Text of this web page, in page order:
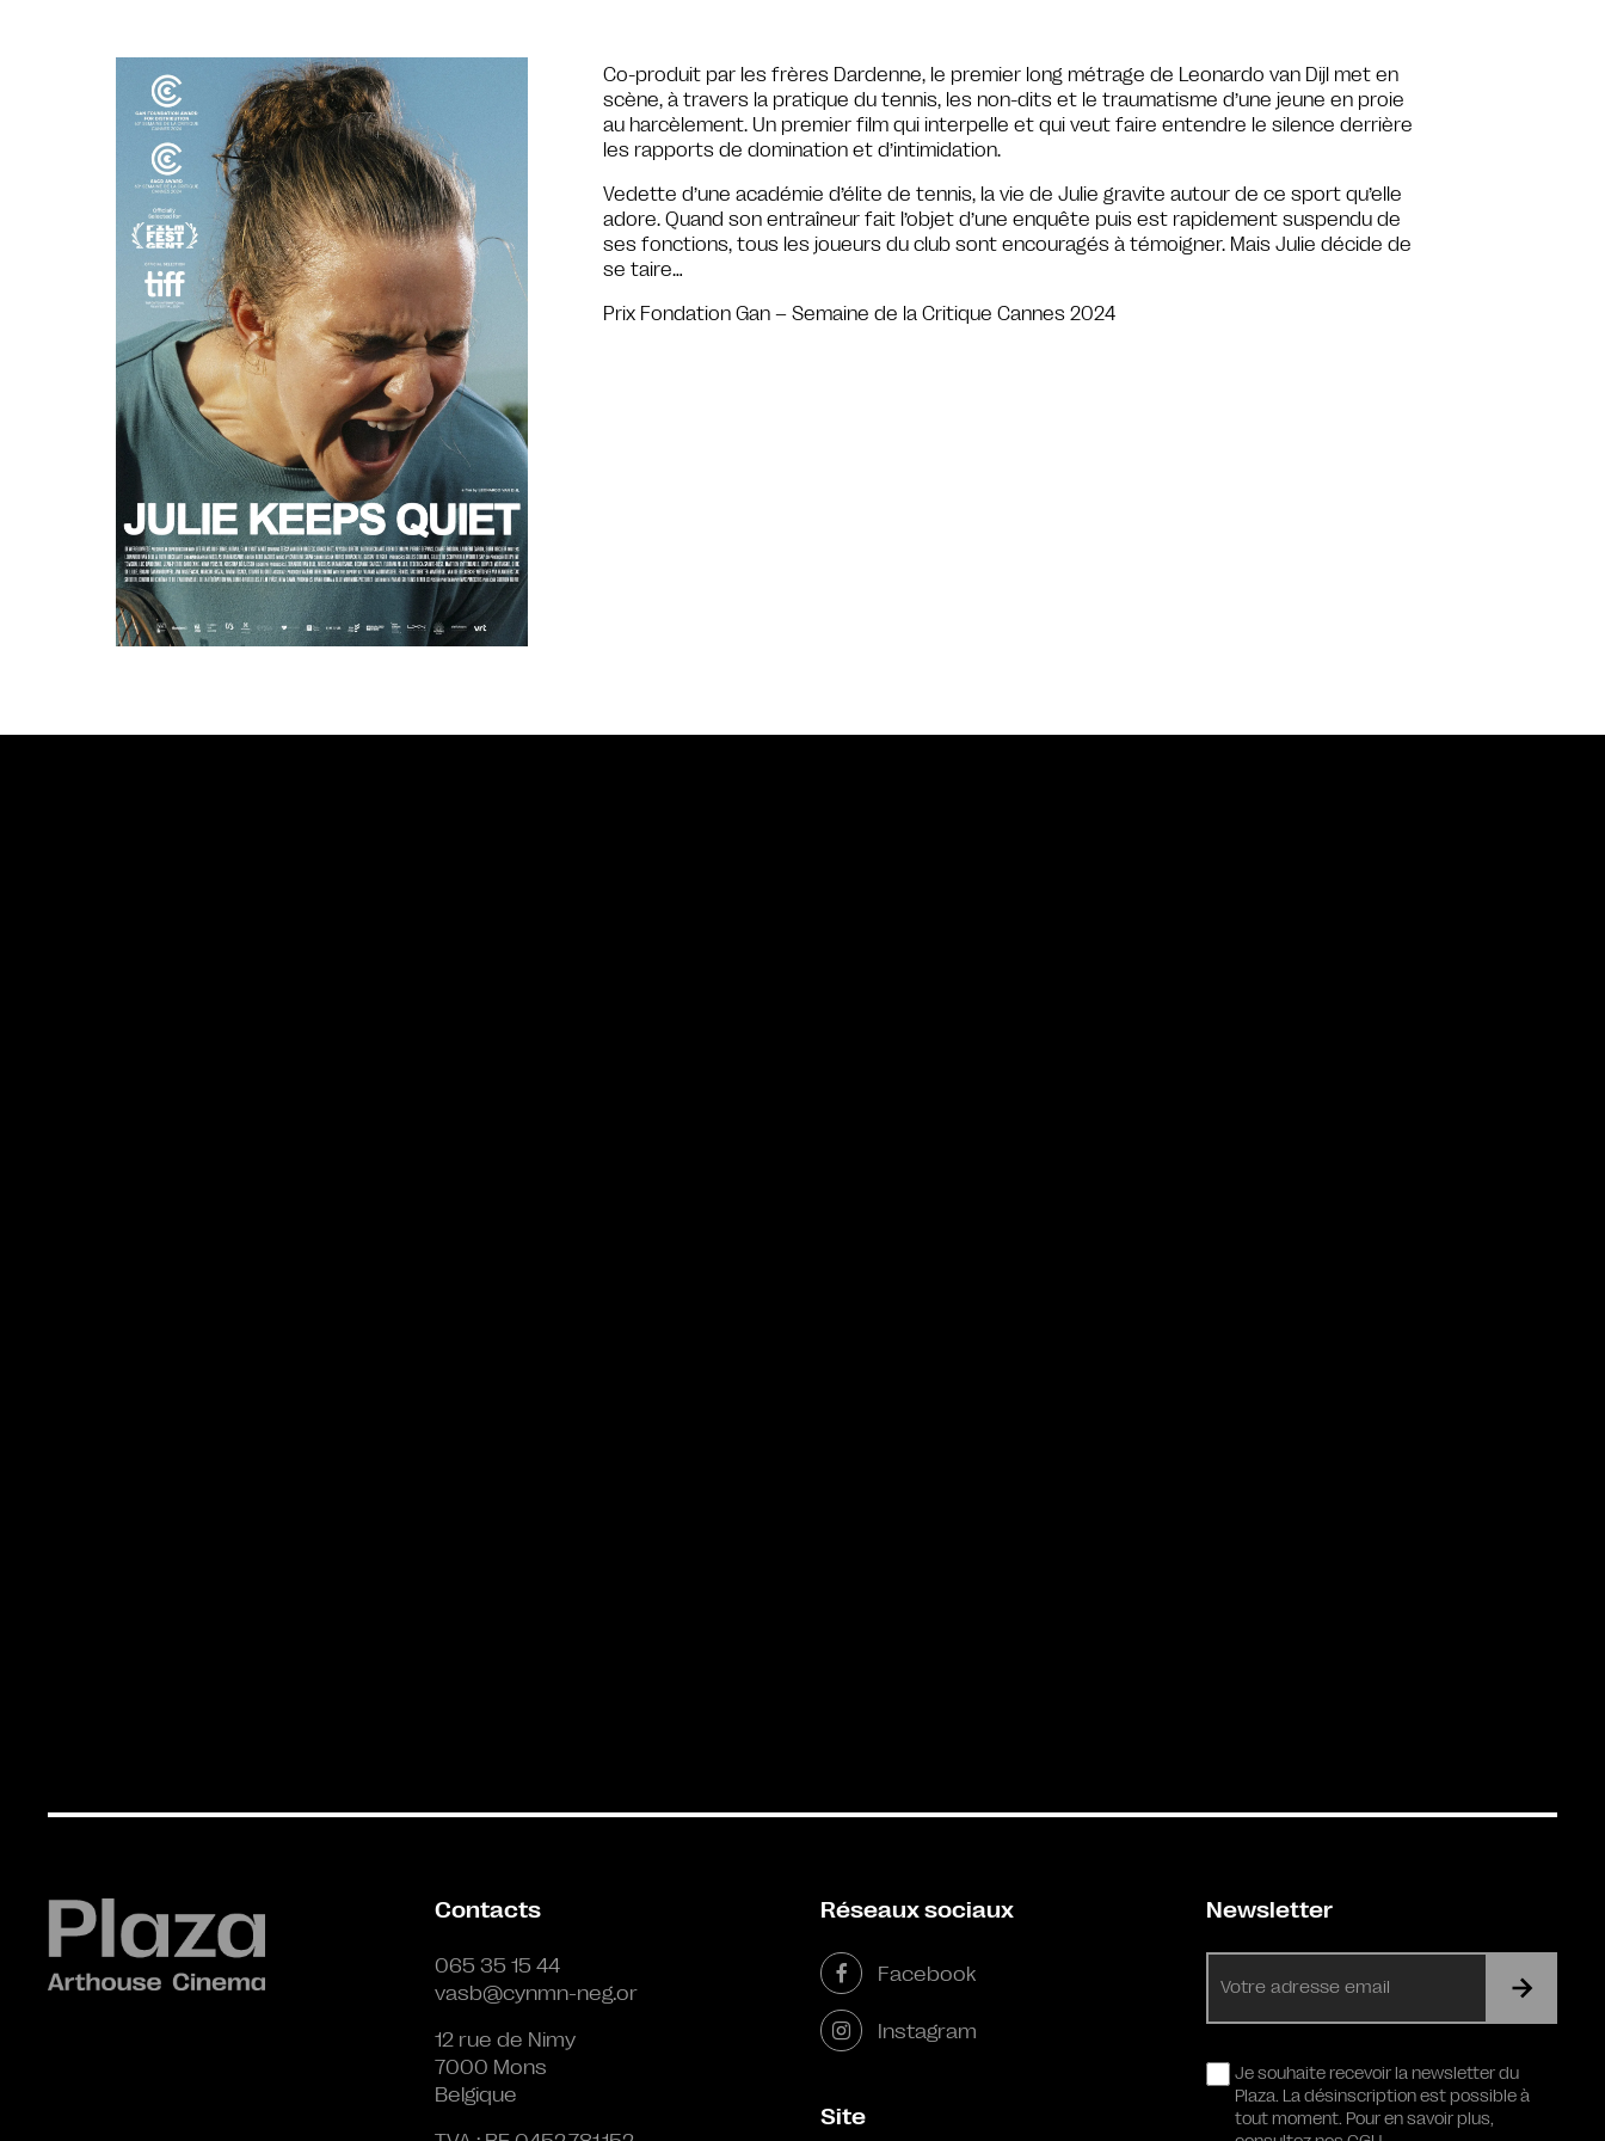
Co-produit par les frères Dardenne, le premier long métrage de Leonardo van Dijl met en
scène, à travers la pratique du tennis, les non-dits et le traumatisme d’une jeune en proie
au harcèlement. Un premier film qui interpelle et qui veut faire entendre le silence derrière
les rapports de domination et d’intimidation.
Vedette d’une académie d’élite de tennis, la vie de Julie gravite autour de ce sport qu’elle
adore. Quand son entraîneur fait l’objet d’une enquête puis est rapidement suspendu de
ses fonctions, tous les joueurs du club sont encouragés à témoigner. Mais Julie décide de
se taire…
Prix Fondation Gan – Semaine de la Critique Cannes 2024
Contacts
065 35 15 44
vasb@cynmn-neg.or
12 rue de Nimy
7000 Mons
Belgique
Réseaux sociaux
Facebook
Instagram
Site
Newsletter
mail
RGPDJe souhaite recevoir la newsletter du
Plaza. La désinscription est possible à
tout moment. Pour en savoir plus,